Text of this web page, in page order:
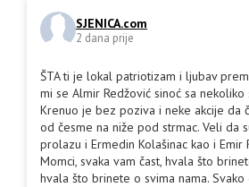
SJENICA.com
2 dana prije
ŠTA ti je lokal patriotizam i ljubav
mi se Almir Redžović sinoć sa nekoliko
Krenuo je bez poziva i neke akcije da
od česme na niže pod strmac. Veli da
prolazu i Ermedin Kolašinac kao i Emir
Momci, svaka vam čast, hvala što
hvala što brinete o svima nama.